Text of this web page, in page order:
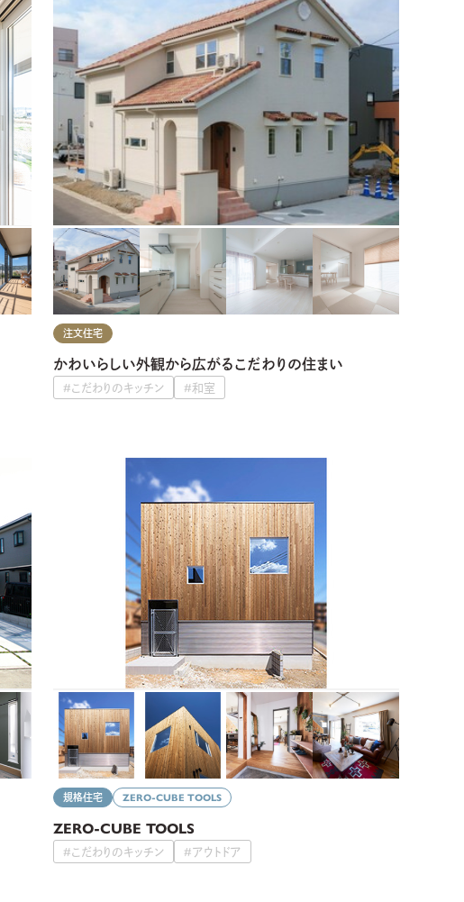
注文住宅
かわいらしい外観から広がるこだわりの住まい
#こだわりのキッチン #和室
規格住宅 ZERO-CUBE TOOLS
ZERO-CUBE TOOLS
#こだわりのキッチン #アウトドア